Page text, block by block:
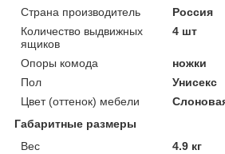
Страна производитель
Россия
Количество выдвижных
ящиков
4 шт
Опоры комода
ножки
Пол
Унисекс
Цвет (оттенок) мебели
Габаритные размеры
Вес
4.9 кг